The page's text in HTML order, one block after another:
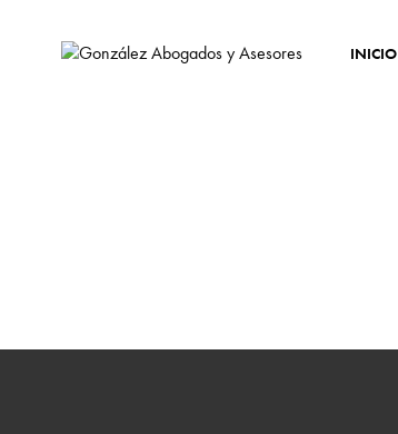
INICIO